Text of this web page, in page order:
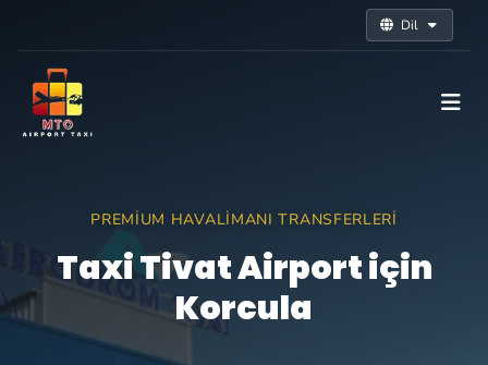
Dil
PREMIUM HAVALIMANI TRANSFERLERI
Taxi Tivat Airport için
Korcula